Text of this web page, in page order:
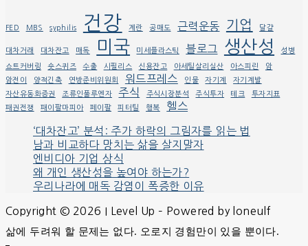
FED MBS syphilis 건강 계란 공매도 근력운동 기업 달걀
대차거래 대차잔고 매독 미국 미세플라스틱 블로그 생산성 성병
쇼트커버링 숏스퀴즈 수출 시필리스 신용잔고 아세틸살리실산 아스피린
암
암전이
양적긴축 연방준비위원회 워드프레스 인물 자기계
자기계발
자산유동화증권
조류인풀루엔자 주식 주식시장분석 주식투자 테크
투자지표
패권전쟁
패이팔마피아 페이팔 피터틸 행복 헬스
‘대차잔고’ 분석: 주가 하락의 그림자를 읽는 법
남과 비교하다 망치는 삶을 살지말자
엔비디아 기업 상식
왜 개인 생산성을 높여야 하는가?
우리나라에 매독 감염이 폭증한 이유
Copyright © 2026 I Level Up – Powered by loneulf
삶에 두려워 할 문제는 없다. 오로지 경험만이 있을 뿐이다.